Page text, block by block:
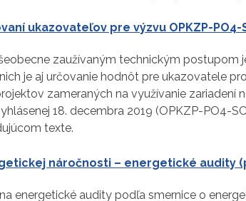
ukazovateľov pre výzvu OPKZP-PO4-
zaužívaným technickým postupom
je aj určovanie hodnôt pre ukazovatele
zameraných na využívanie
18. decembra 2019 (OPKZP-PO4-
texte.
náročnosti – energetické audity
energetické audity podľa smernice o